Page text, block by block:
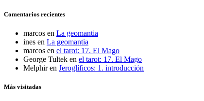
Comentarios recientes
marcos en La geomantia
ines en La geomantia
marcos en el tarot: 17. El Mago
George Tultek en el tarot: 17. El Mago
Melphiren Jeroglíficos: 1. introducción
Más visitadas